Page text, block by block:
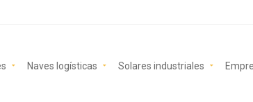
Naves logísticas Solares industriales